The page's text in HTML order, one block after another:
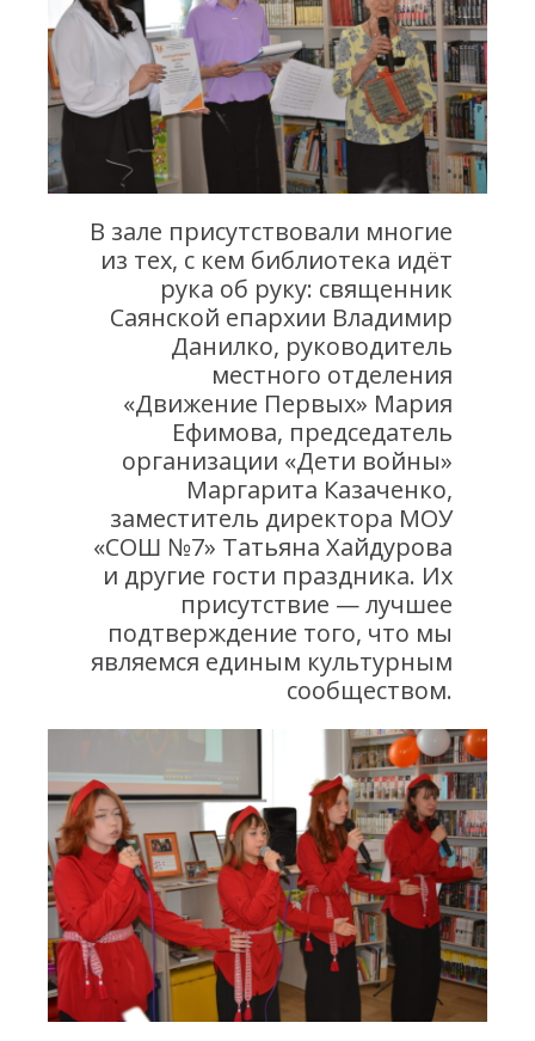
В зале присутствовали многие
из тех, с кем библиотека идёт
рука об руку: священник
Саянской епархии Владимир
Данилко, руководитель
местного отделения
«Движение Первых» Мария
Ефимова, председатель
организации «Дети войны»
Маргарита Казаченко,
заместитель директора МОУ
«СОШ №7» Татьяна Хайдурова
и другие гости праздника. Их
присутствие — лучшее
подтверждение того, что мы
являемся единым культурным
сообществом.